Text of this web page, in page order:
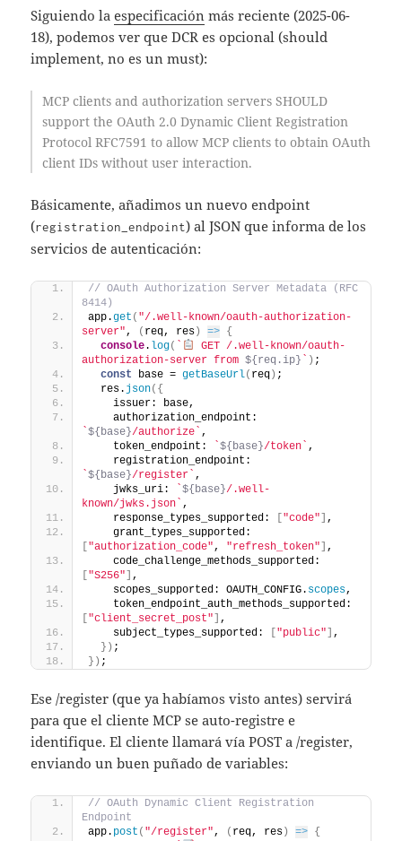
Siguiendo laespecificación más reciente (2025-06-
18), podemos ver que DCR es opcional (should
implement, no es un must):
MCP clients and authorization servers SHOULD
support the OAuth 2.0 Dynamic Client Registration
Protocol RFC7591 to allow MCP clients to obtain OAuth
client IDs without user interaction.
Básicamente, añadimos un nuevo endpoint
(registration_endpoint) al JSON que informa de los
servicios de autenticación:
// OAuth Authorization Server Metadata (RFC
8414)
app.get ( "/.well-known/oauth-authorization-
server", ( req, res ) => {
console. log(
GET /.well-known/oauth-
authorization-server from ${req.ip} ) ;
const
base = getBaseUrl( req ) ;
  res.
json( {
    issuer: base,
`${base}/authorize` ,
    token_endpoint:
`${base}/token` ,
`${base}/register` ,
    jwks_uri:
`${base}/.well-
known/jwks.json` ,
    response_types_supported:
"code"
,
"authorization_code", "refresh_token"
,
"S256"
,
    scopes_supported: OAUTH_CONFIG.
scopes,
"client_secret_post"
,
    subject_types_supported:
"public"
,
} ) ;
} ) ;
Ese /register (que ya habíamos visto antes) servirá
para que el cliente MCP se auto-registre e
identifique. El cliente llamará vía POST a /register,
enviando un buen puñado de variables:
// OAuth Dynamic Client Registration
Endpoint
app. post ( "/register", ( req, res ) => {